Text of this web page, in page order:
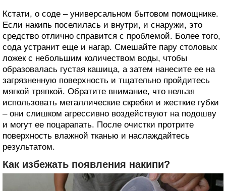
Кстати, о соде – универсальном бытовом помощнике.
Если накипь поселилась и внутри, и снаружи, это
средство отлично справится с проблемой. Более того,
сода устранит еще и нагар. Смешайте пару столовых
ложек с небольшим количеством воды, чтобы
образовалась густая кашица, а затем нанесите ее на
загрязненную поверхность и тщательно пройдитесь
мягкой тряпкой. Обратите внимание, что нельзя
использовать металлические скребки и жесткие губки
– они слишком агрессивно воздействуют на подошву
и могут ее поцарапать. После очистки протрите
поверхность влажной тканью и наслаждайтесь
результатом.
Как избежать появления накипи?